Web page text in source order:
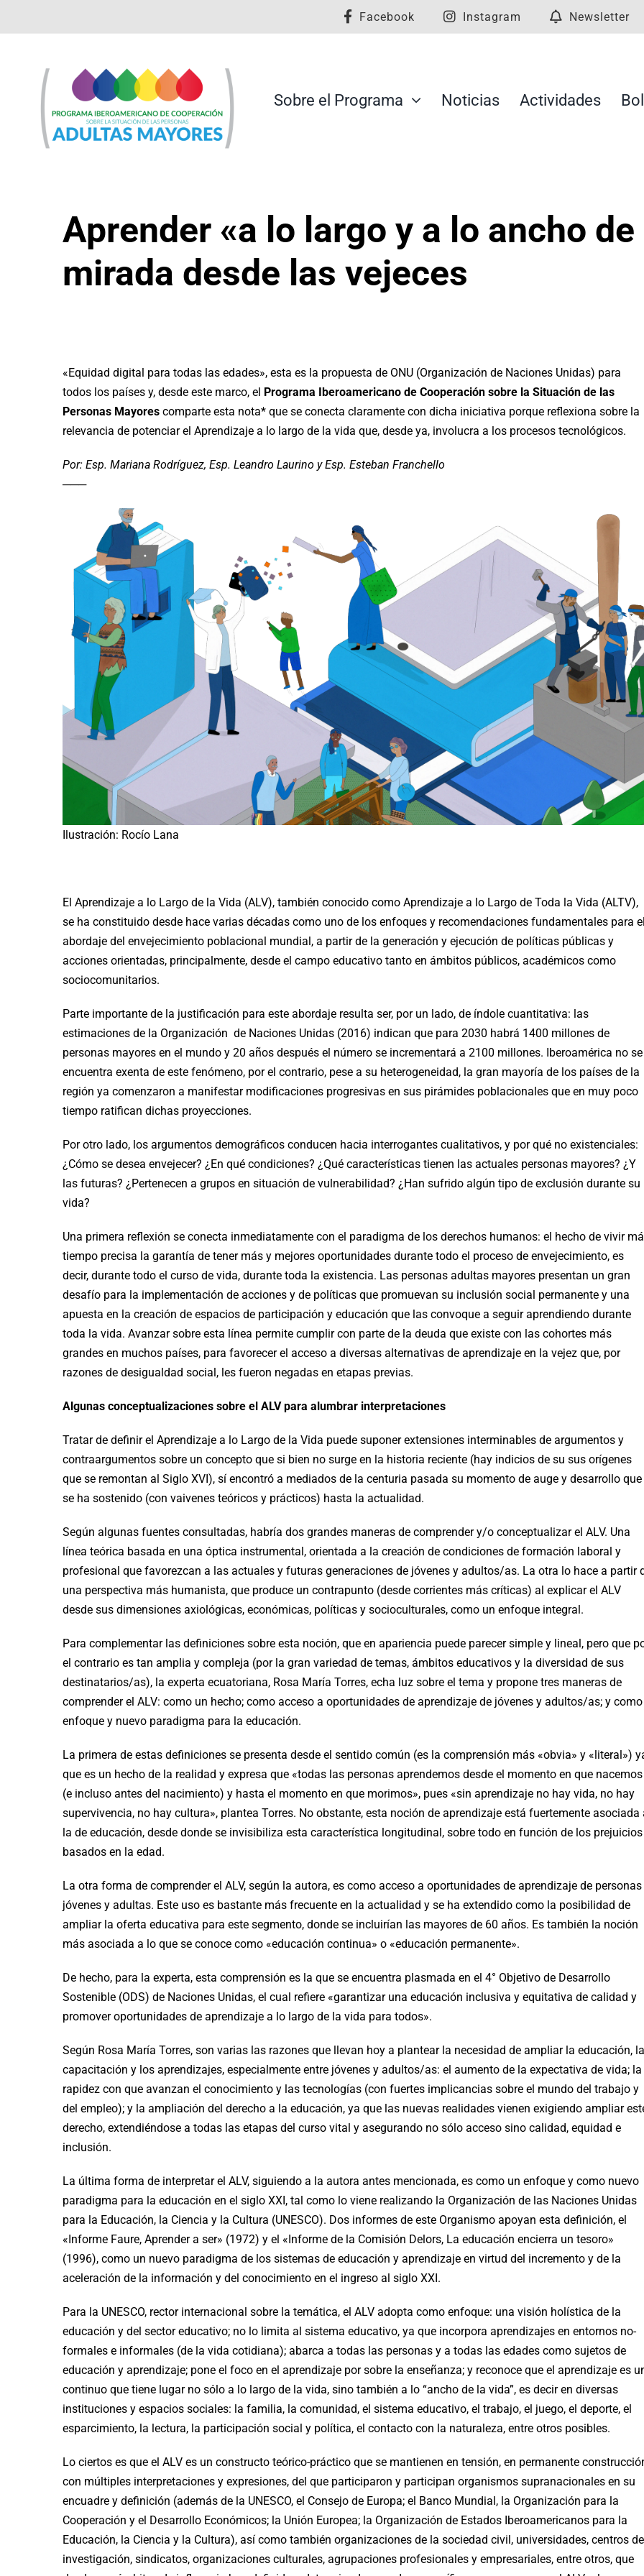
Facebook Instagram Newsletter
Sobre el Programa Noticias Actividades
Aprender «a lo largo y a lo ancho
mirada desde las vejeces
«Equidad digital para todas las edades», esta es la propuesta de ONU (Organización de Naciones Unidas) para
todos los países y, desde este marco, el Programa Iberoamericano de Cooperación sobre la Situación de las
Personas Mayores comparte esta nota* que se conecta claramente con dicha iniciativa porque reflexiona sobre la
relevancia de potenciar el Aprendizaje a lo largo de la vida que, desde ya, involucra a los procesos tecnológicos.
Por: Esp. Mariana Rodríguez, Esp. Leandro Laurino y Esp. Esteban Franchello
───
Ilustración: Rocío Lana
El Aprendizaje a lo Largo de la Vida (ALV), también conocido como Aprendizaje a lo Largo de Toda la Vida (ALTV),
se ha constituido desde hace varias décadas como uno de los enfoques y recomendaciones fundamentales para
abordaje del envejecimiento poblacional mundial, a partir de la generación y ejecución de políticas públicas y
acciones orientadas, principalmente, desde el campo educativo tanto en ámbitos públicos, académicos como
sociocomunitarios.
Parte importante de la justificación para este abordaje resulta ser, por un lado, de índole cuantitativa: las
estimaciones de la Organización de Naciones Unidas (2016) indican que para 2030 habrá 1400 millones de
personas mayores en el mundo y 20 años después el número se incrementará a 2100 millones. Iberoamérica no se
encuentra exenta de este fenómeno, por el contrario, pese a su heterogeneidad, la gran mayoría de los países de la
región ya comenzaron a manifestar modificaciones progresivas en sus pirámides poblacionales que en muy poco
tiempo ratifican dichas proyecciones.
Por otro lado, los argumentos demográficos conducen hacia interrogantes cualitativos, y por qué no existenciales:
¿Cómo se desea envejecer? ¿En qué condiciones? ¿Qué características tienen las actuales personas mayores? ¿Y
las futuras? ¿Pertenecen a grupos en situación de vulnerabilidad? ¿Han sufrido algún tipo de exclusión durante su
vida?
Una primera reflexión se conecta inmediatamente con el paradigma de los derechos humanos: el hecho de vivir
tiempo precisa la garantía de tener más y mejores oportunidades durante todo el proceso de envejecimiento, es
decir, durante todo el curso de vida, durante toda la existencia. Las personas adultas mayores presentan un gran
desafío para la implementación de acciones y de políticas que promuevan su inclusión social permanente y una
apuesta en la creación de espacios de participación y educación que las convoque a seguir aprendiendo durante
toda la vida. Avanzar sobre esta línea permite cumplir con parte de la deuda que existe con las cohortes más
grandes en muchos países, para favorecer el acceso a diversas alternativas de aprendizaje en la vejez que, por
razones de desigualdad social, les fueron negadas en etapas previas.
Algunas conceptualizaciones sobre el ALV para alumbrar interpretaciones
Tratar de definir el Aprendizaje a lo Largo de la Vida puede suponer extensiones interminables de argumentos y
contraargumentos sobre un concepto que si bien no surge en la historia reciente (hay indicios de su sus orígenes
que se remontan al Siglo XVI), sí encontró a mediados de la centuria pasada su momento de auge y desarrollo que
se ha sostenido (con vaivenes teóricos y prácticos) hasta la actualidad.
Según algunas fuentes consultadas, habría dos grandes maneras de comprender y/o conceptualizar el ALV. Una
línea teórica basada en una óptica instrumental, orientada a la creación de condiciones de formación laboral y
profesional que favorezcan a las actuales y futuras generaciones de jóvenes y adultos/as. La otra lo hace a partir
una perspectiva más humanista, que produce un contrapunto (desde corrientes más críticas) al explicar el ALV
desde sus dimensiones axiológicas, económicas, políticas y socioculturales, como un enfoque integral.
Para complementar las definiciones sobre esta noción, que en apariencia puede parecer simple y lineal, pero que
el contrario es tan amplia y compleja (por la gran variedad de temas, ámbitos educativos y la diversidad de sus
destinatarios/as), la experta ecuatoriana, Rosa María Torres, echa luz sobre el tema y propone tres maneras de
comprender el ALV: como un hecho; como acceso a oportunidades de aprendizaje de jóvenes y adultos/as; y como
enfoque y nuevo paradigma para la educación.
La primera de estas definiciones se presenta desde el sentido común (es la comprensión más «obvia» y «literal»)
que es un hecho de la realidad y expresa que «todas las personas aprendemos desde el momento en que nacemos
(e incluso antes del nacimiento) y hasta el momento en que morimos», pues «sin aprendizaje no hay vida, no hay
supervivencia, no hay cultura», plantea Torres. No obstante, esta noción de aprendizaje está fuertemente asociada
la de educación, desde donde se invisibiliza esta característica longitudinal, sobre todo en función de los prejuicios
basados en la edad.
La otra forma de comprender el ALV, según la autora, es como acceso a oportunidades de aprendizaje de personas
jóvenes y adultas. Este uso es bastante más frecuente en la actualidad y se ha extendido como la posibilidad de
ampliar la oferta educativa para este segmento, donde se incluirían las mayores de 60 años. Es también la noción
más asociada a lo que se conoce como «educación continua» o «educación permanente».
De hecho, para la experta, esta comprensión es la que se encuentra plasmada en el 4° Objetivo de Desarrollo
Sostenible (ODS) de Naciones Unidas, el cual refiere «garantizar una educación inclusiva y equitativa de calidad y
promover oportunidades de aprendizaje a lo largo de la vida para todos».
Según Rosa María Torres, son varias las razones que llevan hoy a plantear la necesidad de ampliar la educación, la
capacitación y los aprendizajes, especialmente entre jóvenes y adultos/as: el aumento de la expectativa de vida; la
rapidez con que avanzan el conocimiento y las tecnologías (con fuertes implicancias sobre el mundo del trabajo y
del empleo); y la ampliación del derecho a la educación, ya que las nuevas realidades vienen exigiendo ampliar
derecho, extendiéndose a todas las etapas del curso vital y asegurando no sólo acceso sino calidad, equidad e
inclusión.
La última forma de interpretar el ALV, siguiendo a la autora antes mencionada, es como un enfoque y como nuevo
paradigma para la educación en el siglo XXI, tal como lo viene realizando la Organización de las Naciones Unidas
para la Educación, la Ciencia y la Cultura (UNESCO). Dos informes de este Organismo apoyan esta definición, el
«Informe Faure, Aprender a ser» (1972) y el «Informe de la Comisión Delors, La educación encierra un tesoro»
(1996), como un nuevo paradigma de los sistemas de educación y aprendizaje en virtud del incremento y de la
aceleración de la información y del conocimiento en el ingreso al siglo XXI.
Para la UNESCO, rector internacional sobre la temática, el ALV adopta como enfoque: una visión holística de la
educación y del sector educativo; no lo limita al sistema educativo, ya que incorpora aprendizajes en entornos no-
formales e informales (de la vida cotidiana); abarca a todas las personas y a todas las edades como sujetos de
educación y aprendizaje; pone el foco en el aprendizaje por sobre la enseñanza; y reconoce que el aprendizaje es
continuo que tiene lugar no sólo a lo largo de la vida, sino también a lo “ancho de la vida”, es decir en diversas
instituciones y espacios sociales: la familia, la comunidad, el sistema educativo, el trabajo, el juego, el deporte, el
esparcimiento, la lectura, la participación social y política, el contacto con la naturaleza, entre otros posibles.
Lo ciertos es que el ALV es un constructo teórico-práctico que se mantienen en tensión, en permanente
con múltiples interpretaciones y expresiones, del que participaron y participan organismos supranacionales en su
encuadre y definición (además de la UNESCO, el Consejo de Europa; el Banco Mundial, la Organización para la
Cooperación y el Desarrollo Económicos; la Unión Europea; la Organización de Estados Iberoamericanos para la
Educación, la Ciencia y la Cultura), así como también organizaciones de la sociedad civil, universidades, centros de
investigación, sindicatos, organizaciones culturales, agrupaciones profesionales y empresariales, entre otros, que